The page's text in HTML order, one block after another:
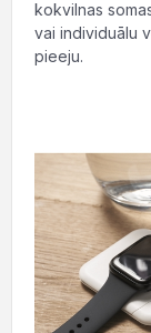
kokvilnas
vai individuālu
pieeju.